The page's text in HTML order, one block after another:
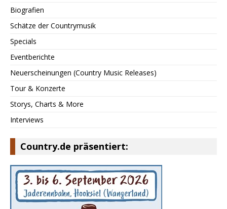
Biografien
Schätze der Countrymusik
Specials
Eventberichte
Neuerscheinungen (Country Music Releases)
Tour & Konzerte
Storys, Charts & More
Interviews
Country.de präsentiert: